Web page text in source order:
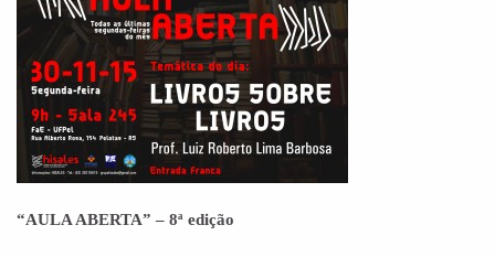
“AULA ABERTA” – 8ª edição